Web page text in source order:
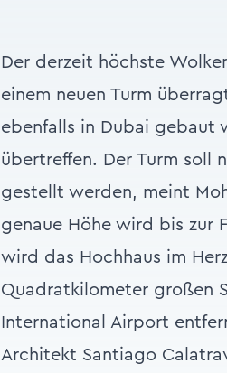
Der derzeit höchste
einem neuen Turm
ebenfalls in Dubai gebaut
übertreffen. Der Turm soll
gestellt werden, meint
genaue Höhe wird bis zur
wird das Hochhaus im
Quadratkilometer großen
International Airport
Architekt Santiago